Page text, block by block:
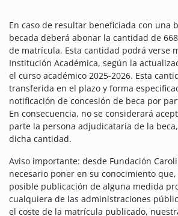
En caso de resultar beneficiada con una
becada deberá abonar la cantidad de
de matrícula. Esta cantidad podrá verse
Institución Académica, según la
el curso académico 2025-2026. Esta
transferida en el plazo y forma
notificación de concesión de beca por
En consecuencia, no se considerará
parte la persona adjudicataria de la
dicha cantidad.
Aviso importante: desde Fundación
necesario poner en su conocimiento
posible publicación de alguna medida
cualquiera de las administraciones
el coste de la matrícula publicado,